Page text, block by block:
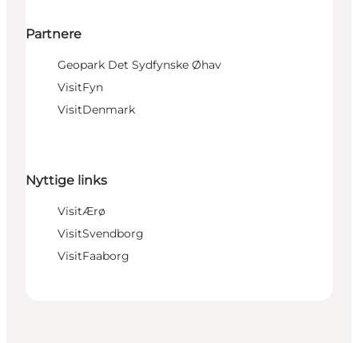
Partnere
Geopark Det Sydfynske Øhav
VisitFyn
VisitDenmark
Nyttige links
VisitÆrø
VisitSvendborg
VisitFaaborg